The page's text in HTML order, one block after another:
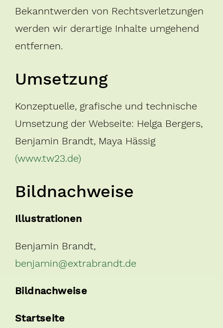
Bekanntwerden von Rechtsverletzungen
werden wir derartige Inhalte umgehend
entfernen.
Umsetzung
Konzeptuelle, grafische und technische
Umsetzung der Webseite: Helga Bergers,
Benjamin Brandt, Maya Hässig
(www.tw23.de)
Bildnachweise
Illustrationen
Benjamin Brandt,
benjamin@extrabrandt.de
Bildnachweise
Startseite